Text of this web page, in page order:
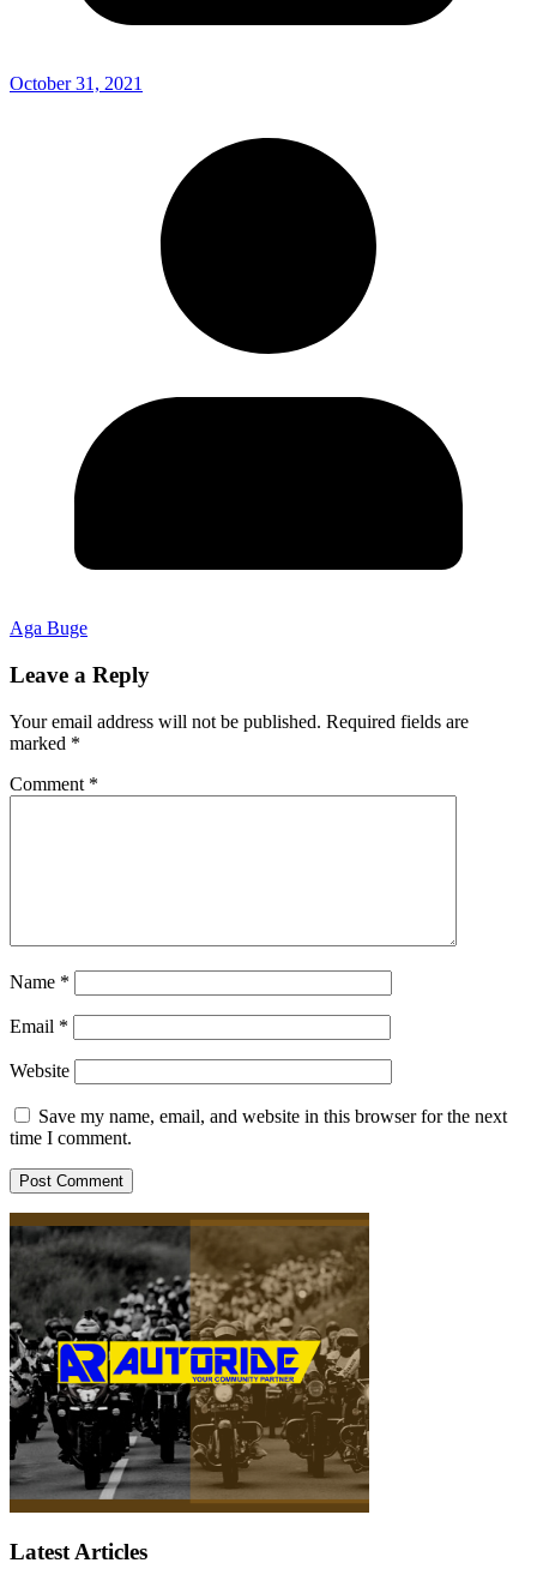
October 31, 2021
Aga Buge
Leave a Reply
Your email address will not be published. Required fields are
marked *
Comment *
Name *
Email *
Website
Save my name, email, and website in this browser for the next
time I comment.
Latest Articles